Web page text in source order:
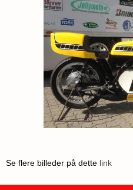
Se flere billeder på dette link